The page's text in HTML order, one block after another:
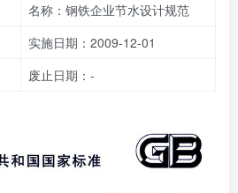
名称：钢铁企业节水设计规范
实施日期：2009-12-01
废止日期：-